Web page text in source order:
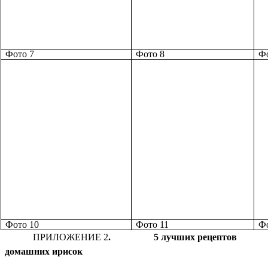
Фото 7 Фото 8
Фото 10 Фото 11
ПРИЛОЖЕНИЕ 2. 5 лучших рецептов
домашних ирисок